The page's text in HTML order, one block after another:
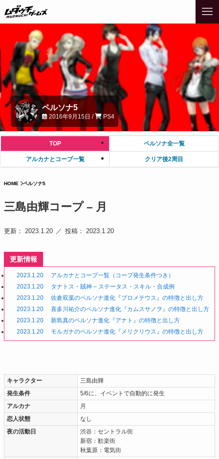
ペルソナ5
2016年9月15日 / PS4
TOP ペルソナ全一覧
アルカナとコープ一覧 クリア後2周目
HOME ペルソナ5
三島由輝コープ – 月
更新： 2023.1.20 投稿： 2023.1.20
更新情報
2023.1.20
アルカナとコープ一覧（コープ発生条件つき）
2023.1.20
タナトス・賊神 – ステータス・スキル・合成例
2023.1.20
佐倉双葉のペルソナ進化『プロメテウス』の特徴と出し方
2023.1.20
喜多川祐介のペルソナ進化『カムスサノヲ』の特徴と出し方
2023.1.20
新島真のペルソナ進化『アナト』の特徴と出し方
2023.1.20
モルガナのペルソナ進化『メリクリウス』の特徴と出し方
キャラクター
三島由輝
発生条件
5/6に、イベントで自動的に発生
アルカナ
月
恋人状態
なし
夜の活動日
渋谷：セントラル街
新宿：歓楽街
秋葉原：電気街